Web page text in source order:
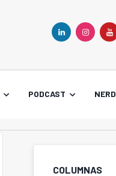
PODCAST NERD
COLUMNAS